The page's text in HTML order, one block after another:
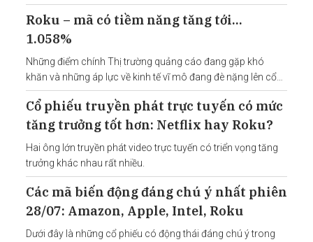
hãng thúc đẩy tăng trưởng doanh thu. Đây là một trong
những cổ phiếu tăng trưởng hấp
Roku – mã có tiềm năng tăng tới…
1.058%
Những điểm chính Thị trường quảng cáo đang gặp khó
khăn và những áp lực về kinh tế vĩ mô đang đè nặng lên cổ
phiếu Roku.
Cổ phiếu truyền phát trực tuyến có mức
tăng trưởng tốt hơn: Netflix hay Roku?
Hai ông lớn truyền phát video trực tuyến có triển vọng tăng
trưởng khác nhau rất nhiều.
Các mã biến động đáng chú ý nhất phiên
28/07: Amazon, Apple, Intel, Roku
Dưới đây là những cổ phiếu có động thái đáng chú ý trong